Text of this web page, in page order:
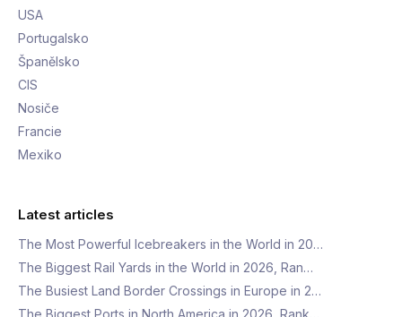
USA
Portugalsko
Španělsko
CIS
Nosiče
Francie
Mexiko
Latest articles
The Most Powerful Icebreakers in the World in 20…
The Biggest Rail Yards in the World in 2026, Ran…
The Busiest Land Border Crossings in Europe in 2…
The Biggest Ports in North America in 2026, Rank…